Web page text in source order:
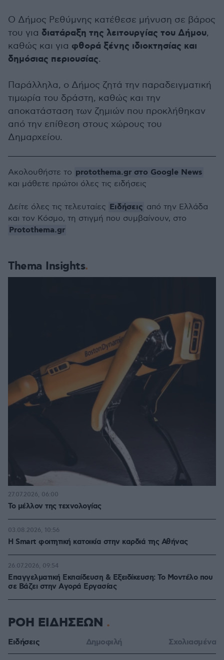
Ο Δήμος Ρεθύμνης κατέθεσε μήνυση σε βάρος
του για διατάραξη της λειτουργίας του Δήμου,
καθώς και για φθορά ξένης ιδιοκτησίας και
δημόσιας περιουσίας.
Παράλληλα, ο Δήμος ζητά την παραδειγματική
τιμωρία του δράστη, καθώς και την
αποκατάσταση των ζημιών που προκλήθηκαν
από την επίθεση στους χώρους του
Δημαρχείου.
Thema Insights
Το μέλλον της τεχνολογίας
27.07.2026, 06:00
Η Smart φοιτητική κατοικία στην καρδιά της Αθήνας
03.08.2026, 10:56
Επαγγελματική Εκπαίδευση & Εξειδίκευση: Το Mοντέλο που
σε Bάζει στην Aγορά Eργασίας
26.07.2026, 09:54
Ακολουθήστε το protothema.gr στο Google News
και μάθετε πρώτοι όλες τις ειδήσεις
Δείτε όλες τις τελευταίες Ειδήσεις από την Ελλάδα
και τον Κόσμο, τη στιγμή που συμβαίνουν, στο
Protothema.gr
ΡΟΗ ΕΙΔΗΣΕΩΝ
Ειδήσεις Δημοφιλή Σχολιασμένα